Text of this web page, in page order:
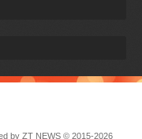
by ZT NEWS© 2015-2026